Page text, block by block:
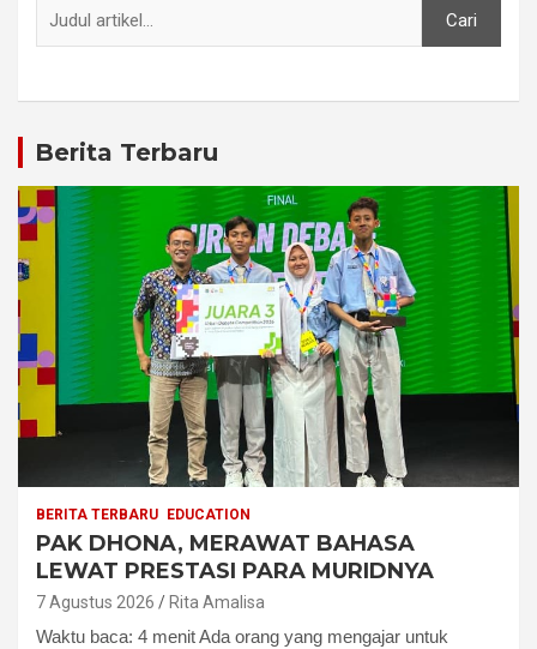
Cari
Berita Terbaru
BERITA TERBARU EDUCATION
PAK DHONA, MERAWAT BAHASA
LEWAT PRESTASI PARA MURIDNYA
7 Agustus 2026 Rita Amalisa
Waktu baca: 4 menit Ada orang yang mengajar untuk